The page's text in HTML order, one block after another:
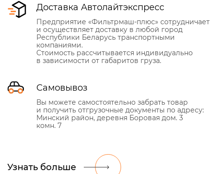
Доставка Автолайтэкспресс
Предприятие «Фильтрмаш-плюс» сотрудничает
и осуществляет доставку в любой город
Республики Беларусь транспортными
компаниями.
Стоимость рассчитывается индивидуально
в зависимости от габаритов груза.
Самовывоз
Вы можете самостоятельно забрать товар
и получить отгрузочные документы по адресу:
Минский район, деревня Боровая дом. 3
комн. 7
Узнать больше